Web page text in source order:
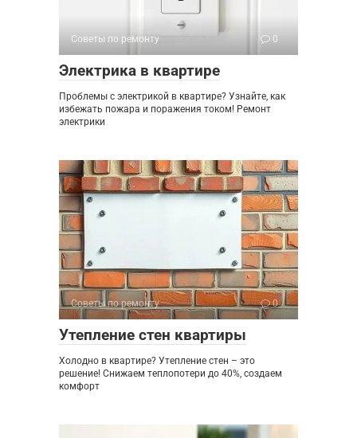
Советы по ремонту 0
Электрика в квартире
Проблемы с электрикой в квартире? Узнайте, как
избежать пожара и поражения током! Ремонт
электрики
Советы по ремонту 0
Утепление стен квартиры
Холодно в квартире? Утепление стен – это
решение! Снижаем теплопотери до 40%, создаем
комфорт